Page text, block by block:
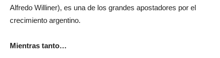
controla Milkaut, Adler, Santa Rosa e Ilolay (Sucesores de
Alfredo Williner), es una de los grandes apostadores por el